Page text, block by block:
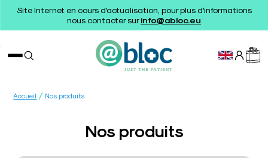
Site Internet en cours d'actualisation, pour plus d'informations
nous contacter surinfo@abloc.eu
Accueil / Nos produits
Nos produits